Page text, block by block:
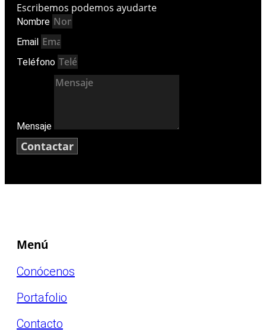
Escribemos podemos ayudarte
Nombre
Email
Teléfono
Mensaje
Contactar
Menú
Conócenos
Portafolio
Contacto